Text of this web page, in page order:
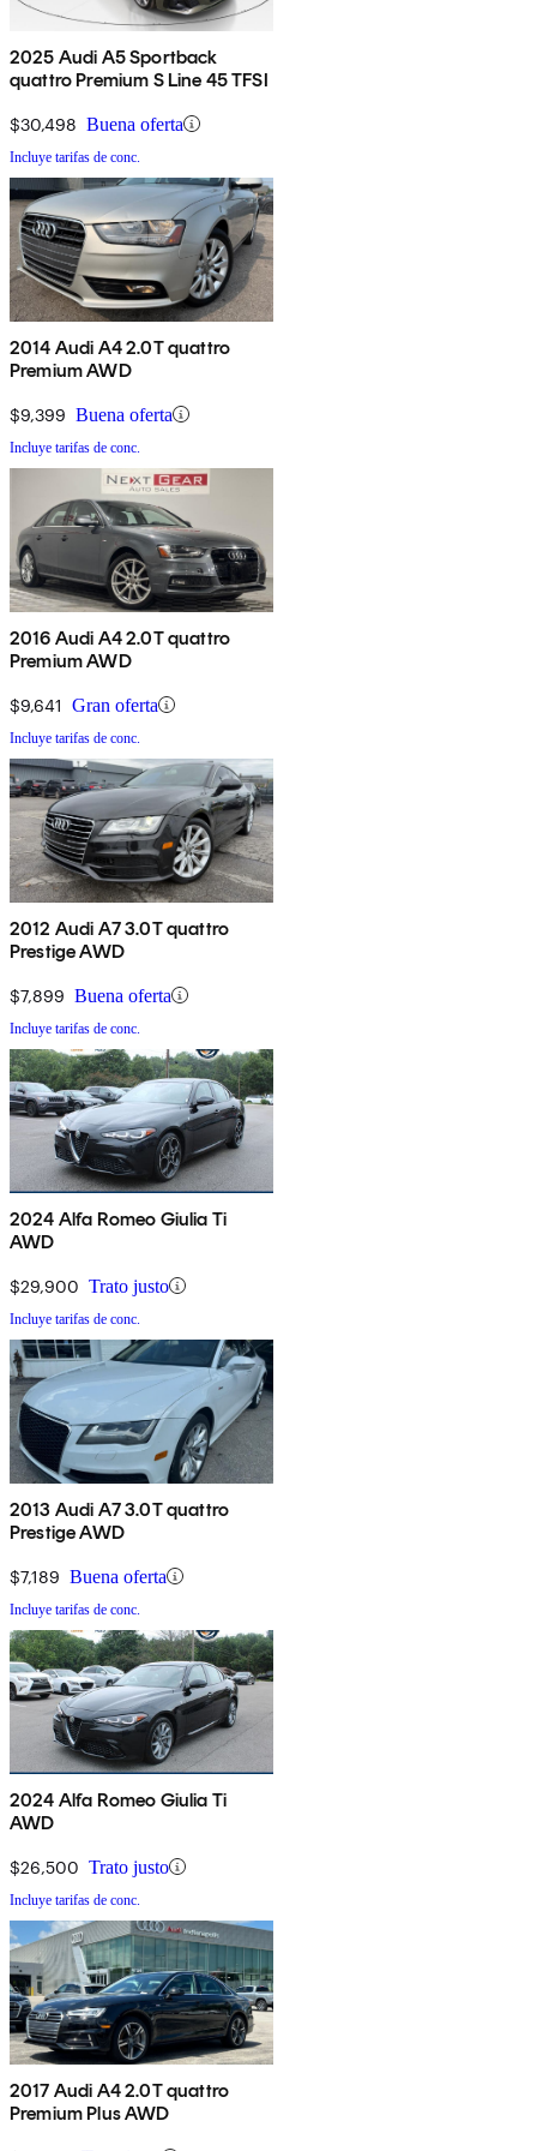
2025 Audi A5 Sportback
quattro Premium S Line 45 TFSI
$30,498 Buena oferta
Incluye tarifas de conc.
2014 Audi A4 2.0T quattro
Premium AWD
$9,399 Buena oferta
Incluye tarifas de conc.
2016 Audi A4 2.0T quattro
Premium AWD
$9,641 Gran oferta
Incluye tarifas de conc.
2012 Audi A7 3.0T quattro
Prestige AWD
$7,899 Buena oferta
Incluye tarifas de conc.
2024 Alfa Romeo Giulia Ti
AWD
$29,900 Trato justo
Incluye tarifas de conc.
2013 Audi A7 3.0T quattro
Prestige AWD
$7,189 Buena oferta
Incluye tarifas de conc.
2024 Alfa Romeo Giulia Ti
AWD
$26,500 Trato justo
Incluye tarifas de conc.
2017 Audi A4 2.0T quattro
Premium Plus AWD